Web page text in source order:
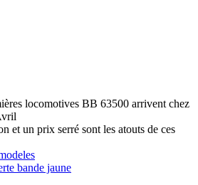
locomotives BB 63500 arrivent chez
et un prix serré sont les atouts de ces